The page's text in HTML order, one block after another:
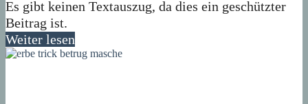
Es gibt keinen Textauszug, da dies ein geschützter
Beitrag ist.
Weiter lesen